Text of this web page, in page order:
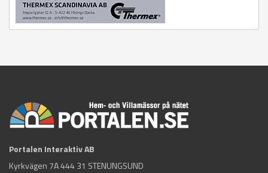
Portalen Interaktiv AB
Kyrkvägen 7A 444 31 STENUNGSUND